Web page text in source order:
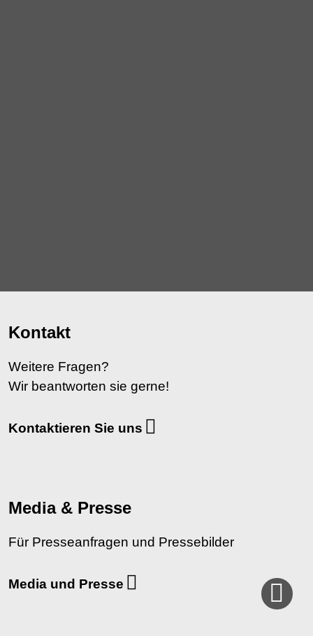
Kontakt
Weitere Fragen?
Wir beantworten sie gerne!
Kontaktieren Sie uns
Media & Presse
Für Presseanfragen und Pressebilder
Media und Presse